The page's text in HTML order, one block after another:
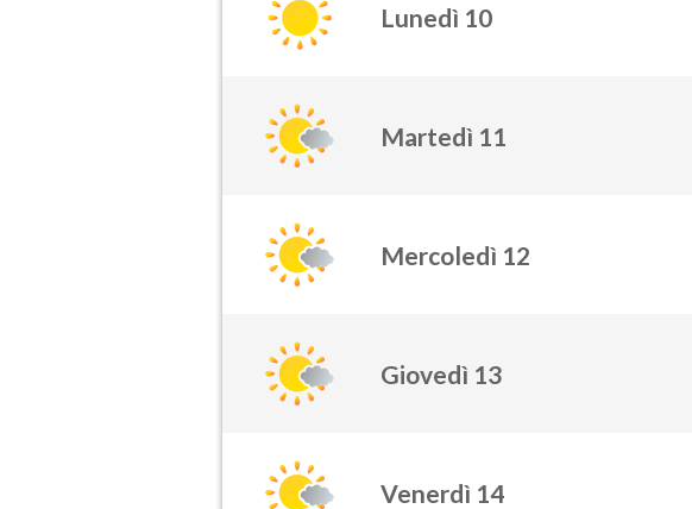
Lunedì 10
Martedì 11
Mercoledì 12
Giovedì 13
Venerdì 14